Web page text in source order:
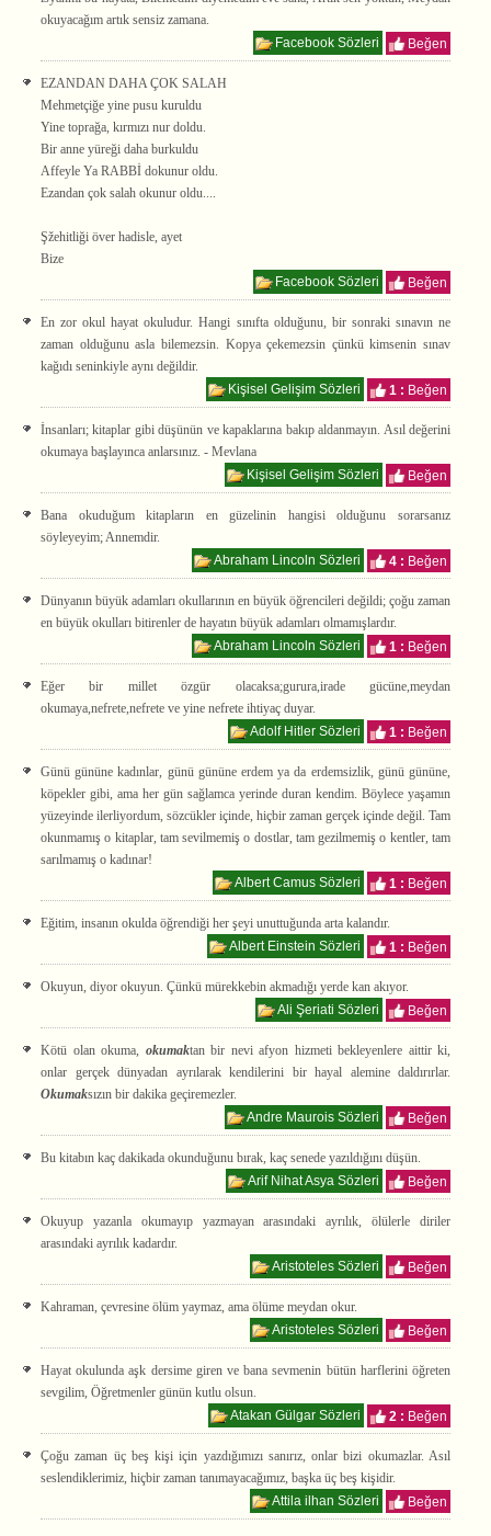
okuyacağım artık sensiz zamana.
Facebook Sözleri
Beğen
EZANDAN DAHA ÇOK SALAH
Mehmetçiğe yine pusu kuruldu
Yine toprağa, kırmızı nur doldu.
Bir anne yüreği daha burkuldu
Affeyle Ya RABBİ dokunur oldu.
Ezandan çok salah okunur oldu....
Şžehitliği över hadisle, ayet
Bize
Facebook Sözleri
Beğen
En zor okul hayat okuludur. Hangi sınıfta olduğunu, bir sonraki sınavın ne
zaman olduğunu asla bilemezsin. Kopya çekemezsin çünkü kimsenin sınav
kağıdı seninkiyle aynı değildir.
Kişisel Gelişim Sözleri
1 : Beğen
İnsanları; kitaplar gibi düşünün ve kapaklarına bakıp aldanmayın. Asıl değerini
okumaya başlayınca anlarsınız. - Mevlana
Kişisel Gelişim Sözleri
Beğen
Bana okuduğum kitapların en güzelinin hangisi olduğunu sorarsanız
söyleyeyim; Annemdir.
Abraham Lincoln Sözleri
4 : Beğen
Dünyanın büyük adamları okullarının en büyük öğrencileri değildi; çoğu zaman
en büyük okulları bitirenler de hayatın büyük adamları olmamışlardır.
Abraham Lincoln Sözleri
1 : Beğen
Eğer bir millet özgür olacaksa;gurura,irade gücüne,meydan
okumaya,nefrete,nefrete ve yine nefrete ihtiyaç duyar.
Adolf Hitler Sözleri
1 : Beğen
Günü gününe kadınlar, günü gününe erdem ya da erdemsizlik, günü gününe,
köpekler gibi, ama her gün sağlamca yerinde duran kendim. Böylece yaşamın
yüzeyinde ilerliyordum, sözcükler içinde, hiçbir zaman gerçek içinde değil. Tam
okunmamış o kitaplar, tam sevilmemiş o dostlar, tam gezilmemiş o kentler, tam
sarılmamış o kadınar!
Albert Camus Sözleri
1 : Beğen
Eğitim, insanın okulda öğrendiği her şeyi unuttuğunda arta kalandır.
Albert Einstein Sözleri
1 : Beğen
Okuyun, diyor okuyun. Çünkü mürekkebin akmadığı yerde kan akıyor.
Ali Şeriati Sözleri
Beğen
Kötü olan okuma, okumaktan bir nevi afyon hizmeti bekleyenlere aittir ki,
onlar gerçek dünyadan ayrılarak kendilerini bir hayal alemine daldırırlar.
Okumaksızın bir dakika geçiremezler.
Andre Maurois Sözleri
Beğen
Bu kitabın kaç dakikada okunduğunu bırak, kaç senede yazıldığını düşün.
Arif Nihat Asya Sözleri
Beğen
Okuyup yazanla okumayıp yazmayan arasındaki ayrılık, ölülerle diriler
arasındaki ayrılık kadardır.
Aristoteles Sözleri
Beğen
Kahraman, çevresine ölüm yaymaz, ama ölüme meydan okur.
Aristoteles Sözleri
Beğen
Hayat okulunda aşk dersime giren ve bana sevmenin bütün harflerini öğreten
sevgilim, Öğretmenler günün kutlu olsun.
Atakan Gülgar Sözleri
2 : Beğen
Çoğu zaman üç beş kişi için yazdığımızı sanırız, onlar bizi okumazlar. Asıl
seslendiklerimiz, hiçbir zaman tanımayacağımız, başka üç beş kişidir.
Attila ilhan Sözleri
Beğen